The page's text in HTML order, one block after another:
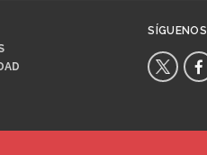
SÍGUENOS